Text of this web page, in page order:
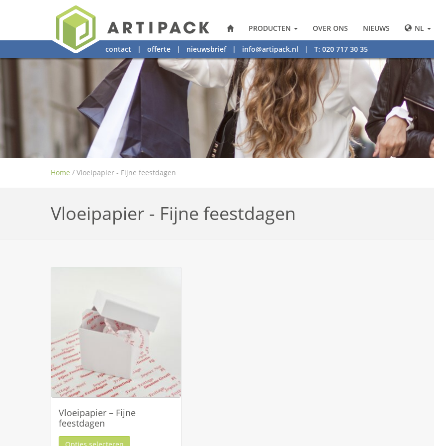
PRODUCTEN OVER ONS NIEUWS NL
contact | offerte | nieuwsbrief| info@artipack.nl | T: 020 717 30 35
Home / Vloeipapier - Fijne feestdagen
Vloeipapier - Fijne feestdagen
Vloeipapier – Fijne
feestdagen
Opties selecteren